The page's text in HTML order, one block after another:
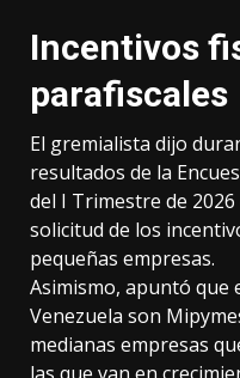
Incentivos
parafiscales
El gremialista dijo
resultados de la
del I Trimestre de
solicitud de los
pequeñas empresas.
Asimismo, apuntó que
Venezuela son
medianas empresas